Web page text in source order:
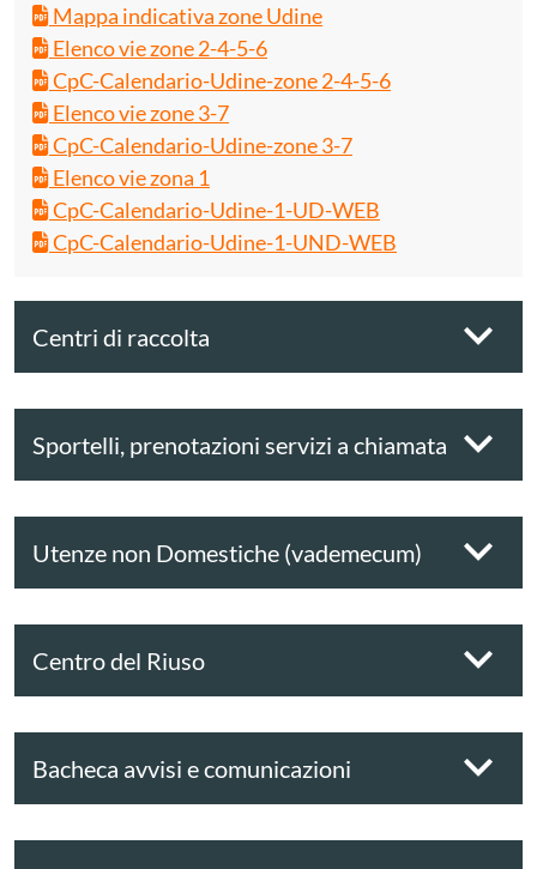
Mappa indicativa zone Udine
Elenco vie zone 2-4-5-6
CpC-Calendario-Udine-zone 2-4-5-6
Elenco vie zone 3-7
CpC-Calendario-Udine-zone 3-7
Elenco vie zona 1
CpC-Calendario-Udine-1-UD-WEB
CpC-Calendario-Udine-1-UND-WEB
Centri di raccolta
Sportelli, prenotazioni servizi a chiamata
Utenze non Domestiche (vademecum)
Centro del Riuso
Bacheca avvisi e comunicazioni